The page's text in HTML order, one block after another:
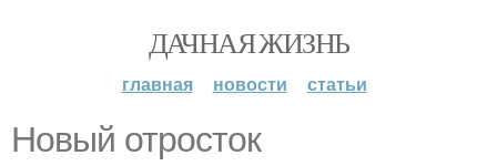
ДАЧНАЯ ЖИЗНЬ
главная новости статьи
Новый отросток